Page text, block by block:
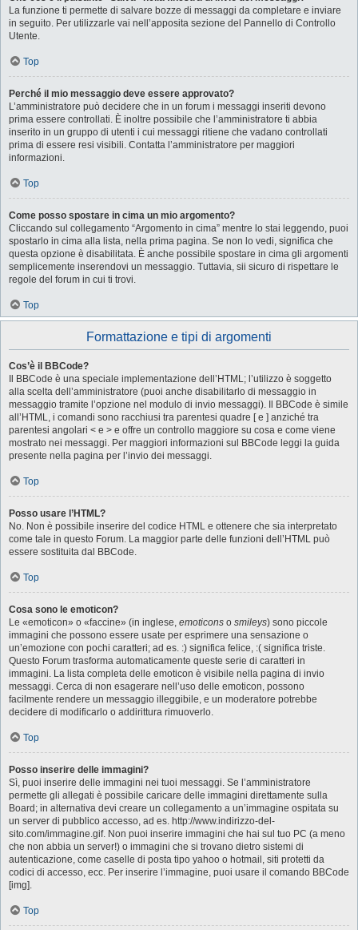
La funzione ti permette di salvare bozze di messaggi da completare e inviare
in seguito. Per utilizzarle vai nell’apposita sezione del Pannello di Controllo
Utente.
Top
Perché il mio messaggio deve essere approvato?
L’amministratore può decidere che in un forum i messaggi inseriti devono
prima essere controllati. È inoltre possibile che l’amministratore ti abbia
inserito in un gruppo di utenti i cui messaggi ritiene che vadano controllati
prima di essere resi visibili. Contatta l’amministratore per maggiori
informazioni.
Top
Come posso spostare in cima un mio argomento?
Cliccando sul collegamento “Argomento in cima” mentre lo stai leggendo, puoi
spostarlo in cima alla lista, nella prima pagina. Se non lo vedi, significa che
questa opzione è disabilitata. È anche possibile spostare in cima gli argomenti
semplicemente inserendovi un messaggio. Tuttavia, sii sicuro di rispettare le
regole del forum in cui ti trovi.
Top
Formattazione e tipi di argomenti
Cos’è il BBCode?
Il BBCode è una speciale implementazione dell’HTML; l’utilizzo è soggetto
alla scelta dell’amministratore (puoi anche disabilitarlo di messaggio in
messaggio tramite l’opzione nel modulo di invio messaggi). Il BBCode è simile
all’HTML, i comandi sono racchiusi tra parentesi quadre [ e ] anziché tra
parentesi angolari < e > e offre un controllo maggiore su cosa e come viene
mostrato nei messaggi. Per maggiori informazioni sul BBCode leggi la guida
presente nella pagina per l’invio dei messaggi.
Top
Posso usare l’HTML?
No. Non è possibile inserire del codice HTML e ottenere che sia interpretato
come tale in questo Forum. La maggior parte delle funzioni dell’HTML può
essere sostituita dal BBCode.
Top
Cosa sono le emoticon?
Le «emoticon» o «faccine» (in inglese, emoticons o smileys) sono piccole
immagini che possono essere usate per esprimere una sensazione o
un’emozione con pochi caratteri; ad es. :) significa felice, :( significa triste.
Questo Forum trasforma automaticamente queste serie di caratteri in
immagini. La lista completa delle emoticon è visibile nella pagina di invio
messaggi. Cerca di non esagerare nell’uso delle emoticon, possono
facilmente rendere un messaggio illeggibile, e un moderatore potrebbe
decidere di modificarlo o addirittura rimuoverlo.
Top
Posso inserire delle immagini?
Sì, puoi inserire delle immagini nei tuoi messaggi. Se l’amministratore
permette gli allegati è possibile caricare delle immagini direttamente sulla
Board; in alternativa devi creare un collegamento a un’immagine ospitata su
un server di pubblico accesso, ad es. http://www.indirizzo-del-
sito.com/immagine.gif. Non puoi inserire immagini che hai sul tuo PC (a meno
che non abbia un server!) o immagini che si trovano dietro sistemi di
autenticazione, come caselle di posta tipo yahoo o hotmail, siti protetti da
codici di accesso, ecc. Per inserire l’immagine, puoi usare il comando BBCode
[img].
Top